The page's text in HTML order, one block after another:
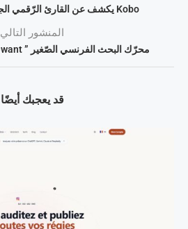
Kobo يكشف عن القارئ الرّقمي الجديد Kobo-Glo-HD
المنشور التالي
محرّك البحث الفرنسي الصّغير ” Qwant” يقدّم نفسه كبديل !
قد يعجبك أيضًا